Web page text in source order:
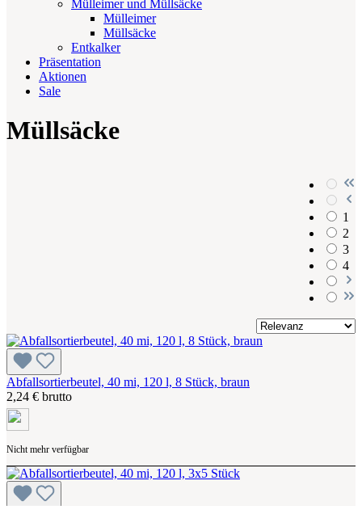
Mülleimer und Müllsäcke
Mülleimer
Müllsäcke
Entkalker
Präsentation
Aktionen
Sale
Müllsäcke
1
2
3
4
Abfallsortierbeutel, 40 mi, 120 l, 8 Stück, braun
2,24 € brutto
Nicht mehr verfügbar